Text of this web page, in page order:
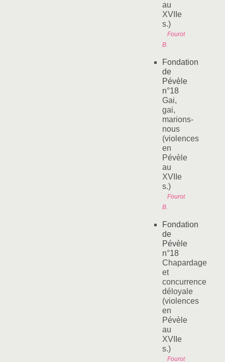
au
XVIIe
s.)
Fourot
B.
Fondation
de
Pévèle
n°18
Gai,
gai,
marions-
nous
(violences
en
Pévèle
au
XVIIe
s.)
Fourot
B.
Fondation
de
Pévèle
n°18
Chapardage
et
concurrence
déloyale
(violences
en
Pévèle
au
XVIIe
s.)
Fourot